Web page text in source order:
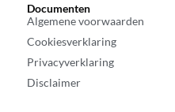
Documenten
Algemene voorwaarden
Cookiesverklaring
Privacyverklaring
Disclaimer